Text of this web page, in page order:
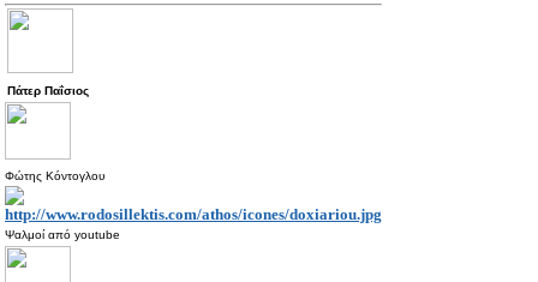
Πάτερ Παΐσιος
Φώτης Κόντογλου
Ψαλμοί από youtube